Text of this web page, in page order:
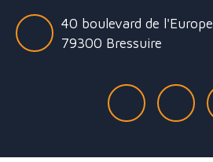
40 boulevard de l'Europe
79300 Bressuire